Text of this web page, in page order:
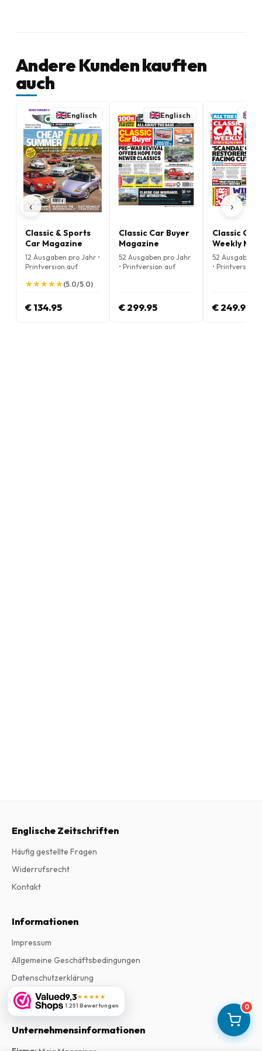
0
Andere Kunden kauften
auch
‹
Englisch
Classic & Sports
Car Magazine
12 Ausgaben pro Jahr •
Printversion auf
★
★★
★★
★★
★★
★(5.0/5.0)
€ 134.95
Englisch
Classic Car Buyer
Magazine
52 Ausgaben pro Jahr
• Printversion auf
€ 299.95
Classic Car
Weekly
52 Ausgaben
• Printversion
€ 249.95
›
9,3★★★★★
1.251 Bewertungen
Englische Zeitschriften
Häufig gestellte Fragen
Widerrufsrecht
Kontakt
Informationen
Impressum
Allgemeine Geschäftsbedingungen
Datenschutzerklärung
Beschwerden
Unternehmensinformationen